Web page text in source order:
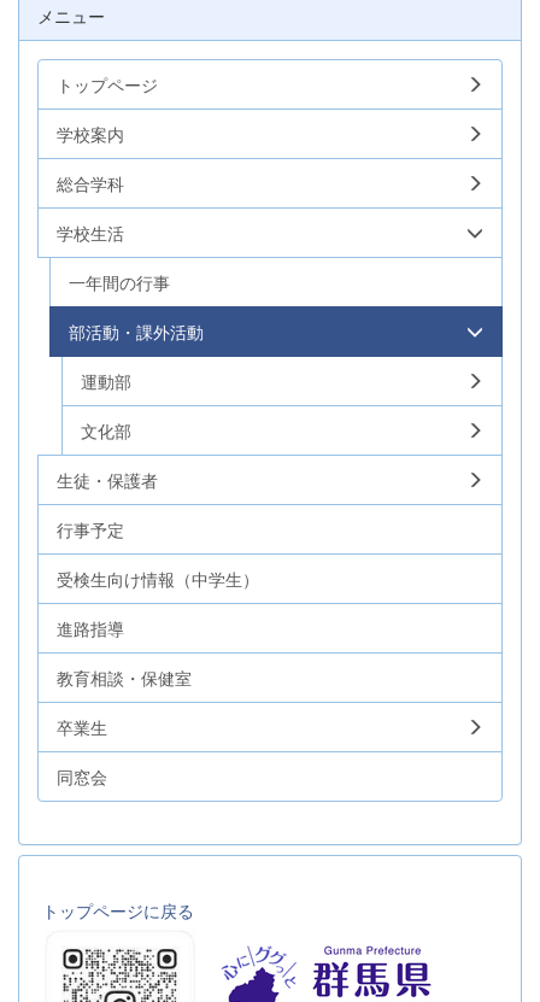
メニュー
トップページ
学校案内
総合学科
学校生活
一年間の行事
部活動・課外活動
運動部
文化部
生徒・保護者
行事予定
受検生向け情報（中学生）
進路指導
教育相談・保健室
卒業生
同窓会
トップページに戻る